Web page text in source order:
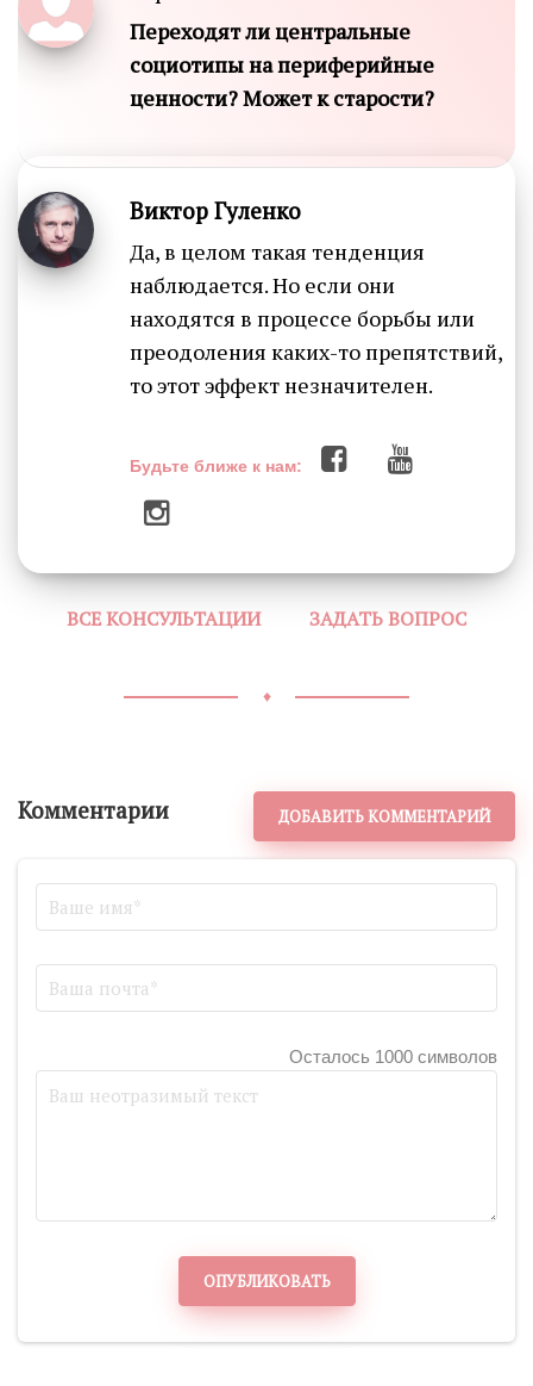
Переходят ли центральные
социотипы на периферийные
ценности? Может к старости?
Виктор Гуленко
Да, в целом такая тенденция
наблюдается. Но если они
находятся в процессе борьбы или
преодоления каких-то препятствий,
то этот эффект незначителен.
Будьте ближе к нам:
ВСЕ КОНСУЛЬТАЦИИ ЗАДАТЬ ВОПРОС
♦
Комментарии ДОБАВИТЬ КОММЕНТАРИЙ
Осталось 1000 символов
ОПУБЛИКОВАТЬ